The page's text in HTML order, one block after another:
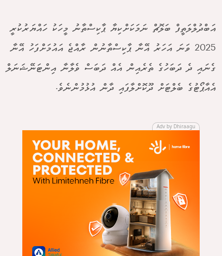
އަބްދުލްލަތީފް ބަލޮޗް ނަމަކަށްކިޔާ ޕާކިސްތާނު މީހަކު ހައްޔަރުކުރީ
2025 ވަނަ އަހަރު އޭނާ ޕާކިސްތާނުން ރާއްޖެ އައުމަށްފަހު އޭނާ
ގެނައި ދެ ދަބަހުގެ ތެރެއިން އެއް ދަބަސް ވެލާނާ އިންޓަނޭޝަނަލް
އެއާޕޯޓުގެ ބެލްޓަށް ދޫކޮށްލާފައި ދާން އުޅުމުންނެވެ.
Adv by Dhiraagu